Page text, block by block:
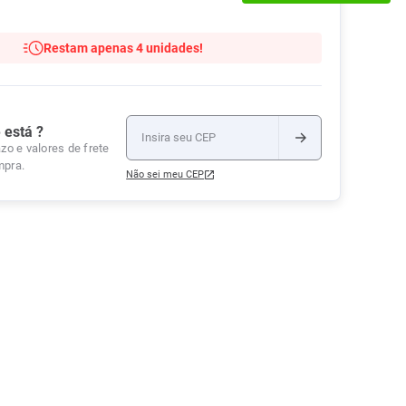
Umedecidas
Roupas Íntimas
Ver Tudo
Ver Tudo
Ver Tudo
Restam apenas 4 unidades!
está ?
e valores de frete
Não sei meu CEP